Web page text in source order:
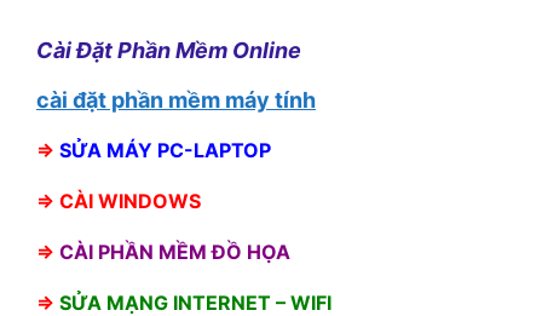
Cài Đặt Phần Mềm Online
cài đặt phần mềm máy tính
⇒ SỬA MÁY PC-LAPTOP
⇒ CÀI WINDOWS
⇒ CÀI PHẦN MỀM ĐỒ HỌA
⇒ SỬA MẠNG INTERNET – WIFI